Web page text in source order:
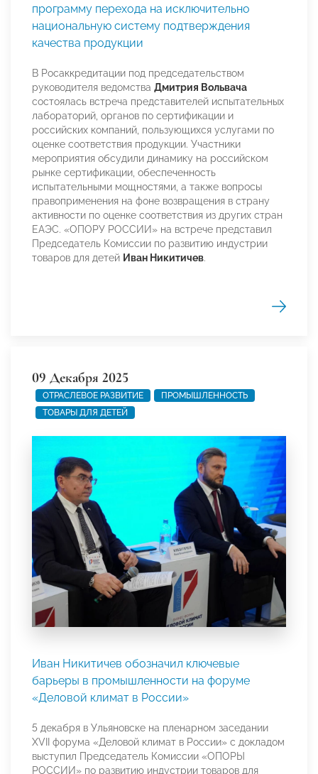
программу перехода на исключительно
национальную систему подтверждения
качества продукции
В Росаккредитации под председательством
руководителя ведомства Дмитрия Вольвача
состоялась встреча представителей испытательных
лабораторий, органов по сертификации и
российских компаний, пользующихся услугами по
оценке соответствия продукции. Участники
мероприятия обсудили динамику на российском
рынке сертификации, обеспеченность
испытательными мощностями, а также вопросы
правоприменения на фоне возвращения в страну
активности по оценке соответствия из других стран
ЕАЭС. «ОПОРУ РОССИИ» на встрече представил
Председатель Комиссии по развитию индустрии
товаров для детей Иван Никитичев.
09 Декабря 2025
ОТРАСЛЕВОЕ РАЗВИТИЕ
ПРОМЫШЛЕННОСТЬ
ТОВАРЫ ДЛЯ ДЕТЕЙ
Иван Никитичев обозначил ключевые
барьеры в промышленности на форуме
«Деловой климат в России»
5 декабря в Ульяновске на пленарном заседании
XVII форума «Деловой климат в России» с докладом
выступил Председатель Комиссии «ОПОРЫ
РОССИИ» по развитию индустрии товаров для